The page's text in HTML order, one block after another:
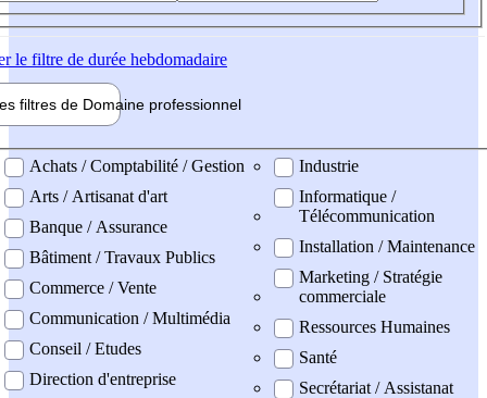
le filtre de durée hebdomadaire
filtres de Domaine professionnel
professionel
Achats / Comptabilité / Gestion
Arts / Artisanat d'art
Banque / Assurance
Bâtiment / Travaux Publics
Commerce / Vente
Communication / Multimédia
Conseil / Etudes
Direction d'entreprise
Industrie
Informatique /
Télécommunication
Installation / Maintenance
Marketing / Stratégie
commerciale
Ressources Humaines
Santé
Secrétariat / Assistanat